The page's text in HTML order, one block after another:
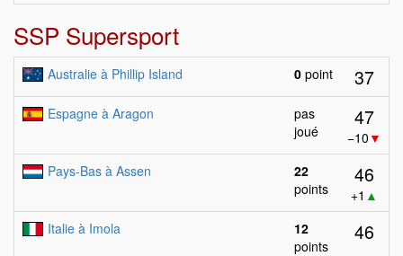
SSP Supersport
Australie à Phillip Island 0 point 37
Espagne à Aragon
pas
joué
47
−10 ▼
Pays-Bas à Assen
22
points
46
+1 ▲
Italie à Imola
12
points
46